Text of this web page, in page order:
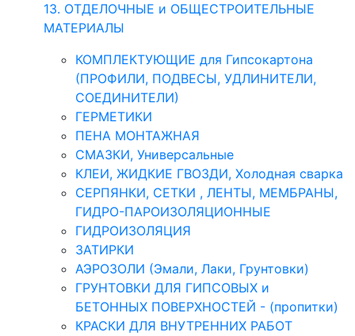
13. ОТДЕЛОЧНЫЕ и ОБЩЕСТРОИТЕЛЬНЫЕ
МАТЕРИАЛЫ
КОМПЛЕКТУЮЩИЕ для Гипсокартона
(ПРОФИЛИ, ПОДВЕСЫ, УДЛИНИТЕЛИ,
СОЕДИНИТЕЛИ)
ГЕРМЕТИКИ
ПЕНА МОНТАЖНАЯ
СМАЗКИ, Универсальные
КЛЕИ, ЖИДКИЕ ГВОЗДИ, Холодная сварка
СЕРПЯНКИ, СЕТКИ , ЛЕНТЫ, МЕМБРАНЫ,
ГИДРО-ПАРОИЗОЛЯЦИОННЫЕ
ГИДРОИЗОЛЯЦИЯ
ЗАТИРКИ
АЭРОЗОЛИ (Эмали, Лаки, Грунтовки)
ГРУНТОВКИ ДЛЯ ГИПСОВЫХ и
БЕТОННЫХ ПОВЕРХНОСТЕЙ - (пропитки)
КРАСКИ ДЛЯ ВНУТРЕННИХ РАБОТ